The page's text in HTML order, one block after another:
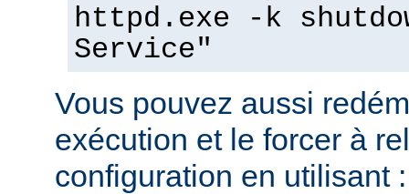
httpd.exe -k
Service"
Vous pouvez aussi
exécution et le forcer à
configuration en utilisant :